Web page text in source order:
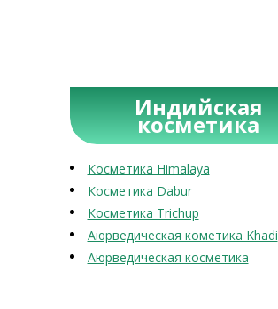
Индийская
косметика
Косметика Himalaya
Косметика Dabur
Косметика Trichup
Аюрведическая кометика Khadi
Аюрведическая косметика